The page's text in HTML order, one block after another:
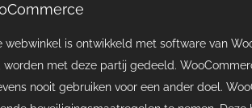
webwinkel is ontwikkeld met software van
worden met deze partij gedeeld.
nooit gebruiken voor een ander doel.